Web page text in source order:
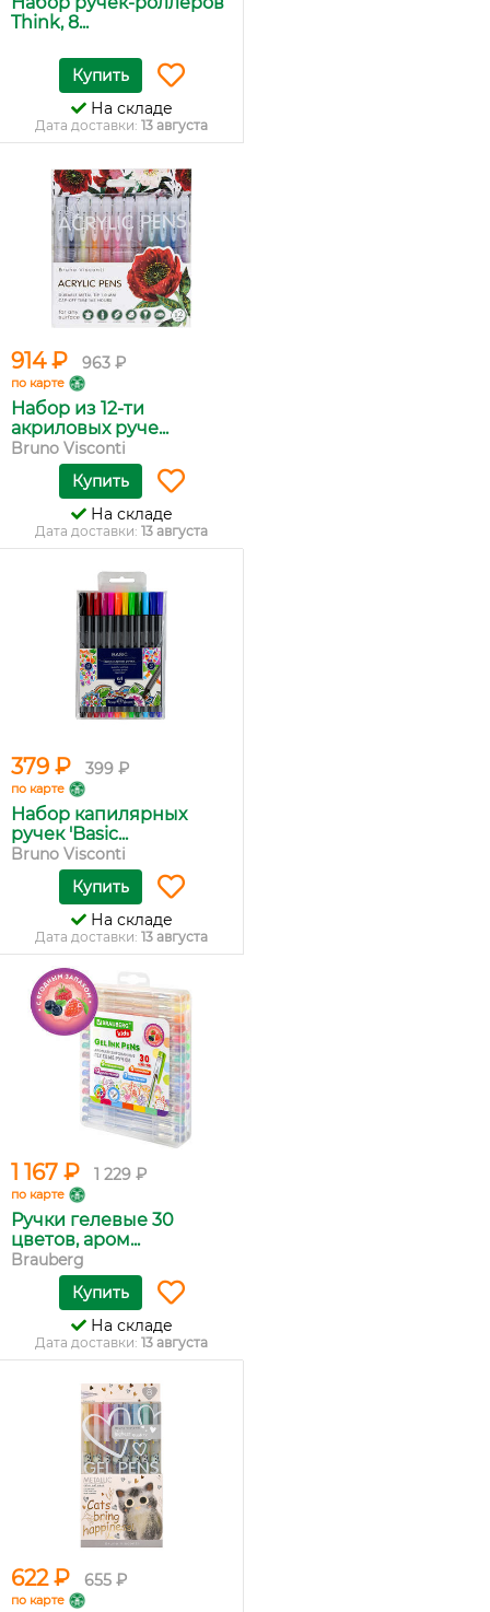
Think, 8...
Купить
На складе
Дата доставки: 13 августа
914 ₽ 963 ₽
по карте
Набор из 12-ти
акриловых руче...
Bruno Visconti
Купить
На складе
Дата доставки: 13 августа
379 ₽ 399 ₽
по карте
Набор капилярных
ручек 'Basic...
Bruno Visconti
Купить
На складе
Дата доставки: 13 августа
1 167 ₽ 1 229 ₽
по карте
Ручки гелевые 30
цветов, аром...
Brauberg
Купить
На складе
Дата доставки: 13 августа
622 ₽ 655 ₽
по карте